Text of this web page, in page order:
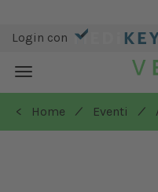
Login con
Toggle
navigation
< Home
/ Eventi /